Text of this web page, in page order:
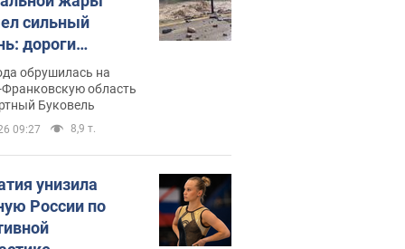
сильный
дороги
в реки.
обрушилась на
область
Буковель
09:27 8,9 т.
унизила
России по